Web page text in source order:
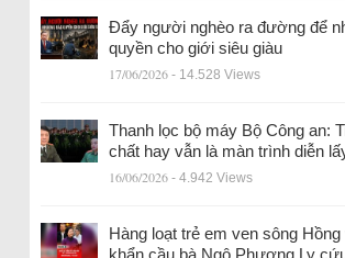
Đẩy người nghèo ra đường để
quyền cho giới siêu giàu
17/06/2026 - 14.528 Views
Thanh lọc bộ máy Bộ Công an:
chất hay vẫn là màn trình diễn
16/06/2026 - 4.942 Views
Hàng loạt trẻ em ven sông
khẩn cầu bà Ngô Phương Ly